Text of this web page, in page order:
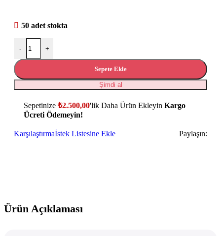
50 adet stokta
- +
Sepete Ekle
Şimdi al
Sepetinize ₺2.500,00'lik Daha Ürün Ekleyin Kargo
Ücreti Ödemeyin!
Karşılaştırmaİstek Listesine Ekle Paylaşın:
Ürün Açıklaması